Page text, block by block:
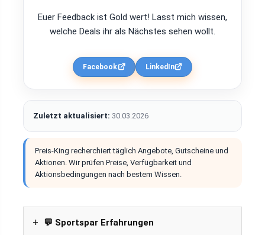
Euer Feedback ist Gold wert! Lasst mich wissen,
welche Deals ihr als Nächstes sehen wollt.
Facebook LinkedIn
Zuletzt aktualisiert: 30.03.2026
Preis-King recherchiert täglich Angebote, Gutscheine und
Aktionen. Wir prüfen Preise, Verfügbarkeit und
Aktionsbedingungen nach bestem Wissen.
💬 Sportspar Erfahrungen